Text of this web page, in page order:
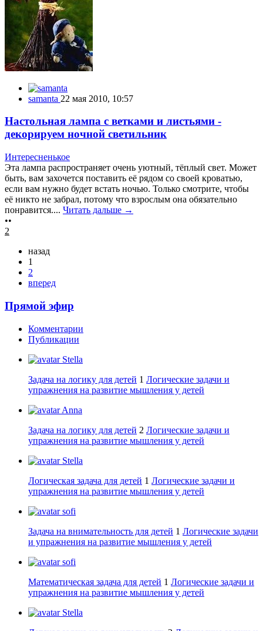
samanta 22 мая 2010, 10:57
Настольная лампа с ветками и листьями -
декорируем ночной светильник
Интересненькое
Эта лампа распространяет очень уютный, тёплый свет. Может
быть, вам захочется поставить её рядом со своей кроватью,
если вам нужно будет встать ночью. Только смотрите, чтобы
её никто не забрал, потому что взрослым она обязательно
понравится.... Читать дальше →
••
2
назад
1
2
вперед
Прямой эфир
Комментарии
Публикации
Stella
Задача на логику для детей 1 Логические задачи и
упражнения на развитие мышления у детей
Anna
Задача на логику для детей 2 Логические задачи и
упражнения на развитие мышления у детей
Stella
Логическая задача для детей 1 Логические задачи и
упражнения на развитие мышления у детей
sofi
Задача на внимательность для детей 1 Логические задачи
и упражнения на развитие мышления у детей
sofi
Математическая задача для детей 1 Логические задачи и
упражнения на развитие мышления у детей
Stella